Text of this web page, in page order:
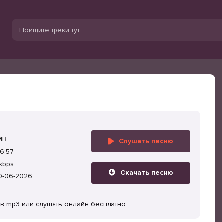
6:57
06-2026
Слушать песню
Скачать песню
mp3 или слушать онлайн бесплатно